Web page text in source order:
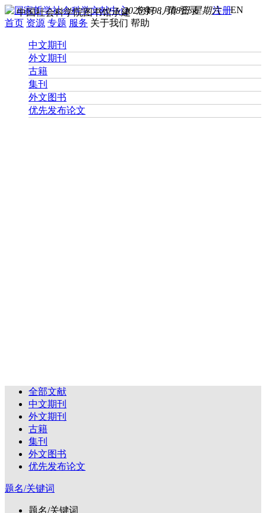
您好， 请登录 注册EN
2026年08月08日 星期六
中国社会科学院图书馆承建
首页 资源 专题 服务 关于我们 帮助
中文期刊
外文期刊
古籍
集刊
外文图书
优先发布论文
全部文献
中文期刊
外文期刊
古籍
集刊
外文图书
优先发布论文
题名/关键词
题名/关键词